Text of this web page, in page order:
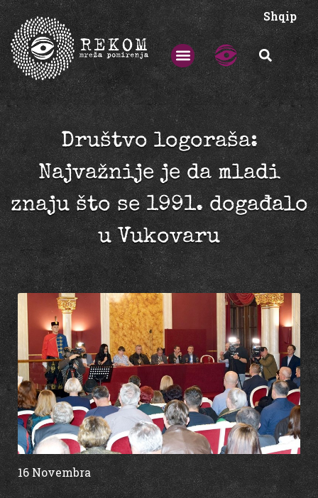
Shqip
Društvo logoraša:
Najvažnije je da mladi
znaju što se 1991. događalo
u Vukovaru
16 Novembra
16:05